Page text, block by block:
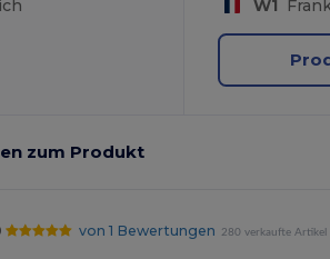
W1
zum Produkt
von 1 Bewertungen 280 verkaufte Artikel